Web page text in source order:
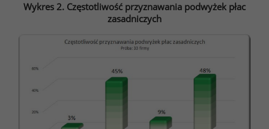
Wykres 2. Częstotliwość przyznawania podwyżek płac
zasadniczych